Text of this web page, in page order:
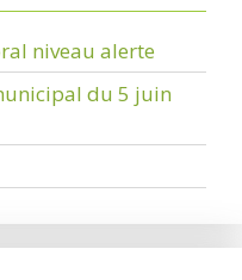
niveau alerte
du 5 juin